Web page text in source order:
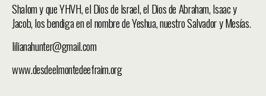
Shalom y que YHVH, el Dios de Israel, el Dios de Abraham, Isaac y
Jacob, los bendiga en el nombre de Yeshua, nuestro Salvador y Mesías.
lilianahunter@gmail.com
www.desdeelmontedeefraim.org